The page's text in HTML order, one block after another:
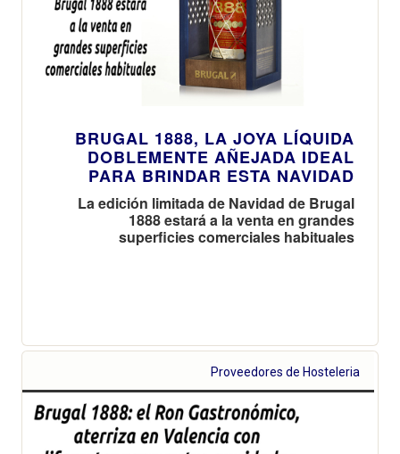
BRUGAL 1888, LA JOYA LÍQUIDA
DOBLEMENTE AÑEJADA IDEAL
PARA BRINDAR ESTA NAVIDAD
La edición limitada de Navidad de Brugal
1888 estará a la venta en grandes
superficies comerciales habituales
Proveedores de Hosteleria